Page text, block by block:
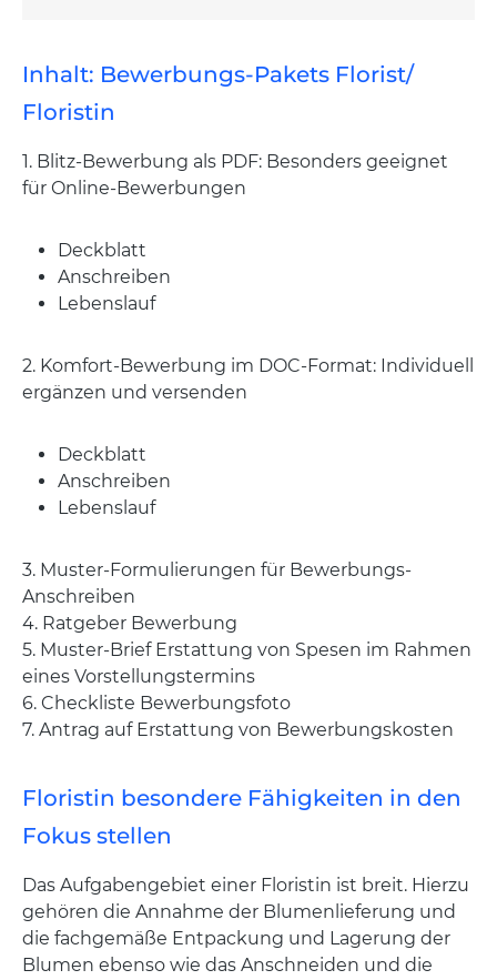
Inhalt: Bewerbungs-Pakets Florist/
Floristin
1. Blitz-Bewerbung als PDF: Besonders geeignet
für Online-Bewerbungen
Deckblatt
Anschreiben
Lebenslauf
2. Komfort-Bewerbung im DOC-Format: Individuell
ergänzen und versenden
Deckblatt
Anschreiben
Lebenslauf
3. Muster-Formulierungen für Bewerbungs-
Anschreiben
4. Ratgeber Bewerbung
5. Muster-Brief Erstattung von Spesen im Rahmen
eines Vorstellungstermins
6. Checkliste Bewerbungsfoto
7. Antrag auf Erstattung von Bewerbungskosten
Floristin besondere Fähigkeiten in den
Fokus stellen
Das Aufgabengebiet einer Floristin ist breit. Hierzu
gehören die Annahme der Blumenlieferung und
die fachgemäße Entpackung und Lagerung der
Blumen ebenso wie das Anschneiden und die